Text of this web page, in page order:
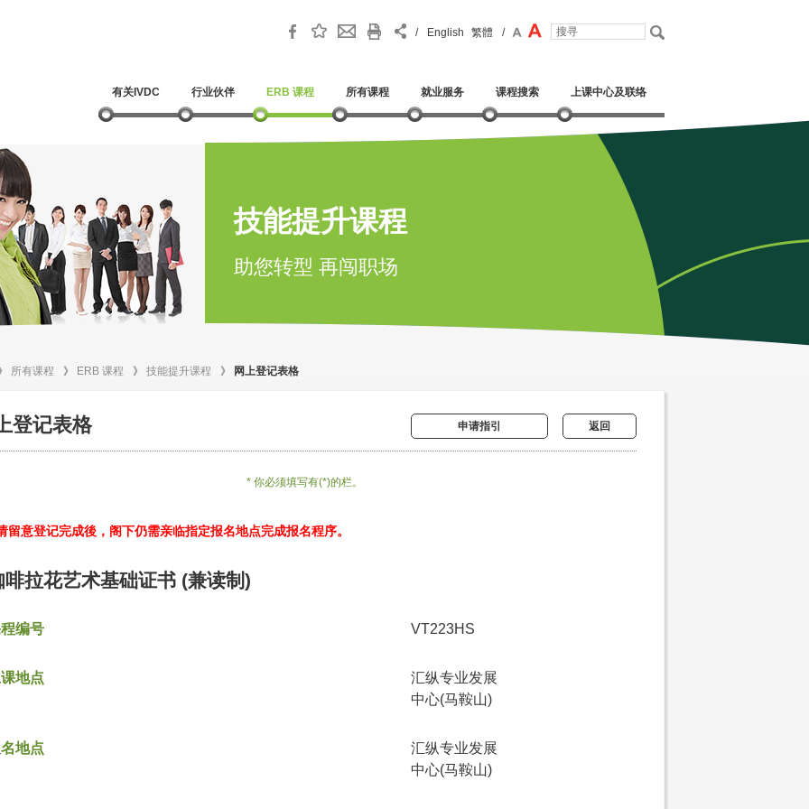
/ English 繁體 /
有关IVDC 行业伙伴 ERB 课程 所有课程 就业服务 课程搜索 上课中心及联络
技能提升课程
助您转型 再闯职场
所有课程 》 ERB 课程 》 技能提升课程 》 网上登记表格
登记表格 申请指引 返回
* 你必须填写有(*)的栏。
留意登记完成後，阁下仍需亲临指定报名地点完成报名程序。
啡拉花艺术基础证书 (兼读制)
编号 VT223HS
地点
汇纵专业发展
中心(马鞍山)
地点
汇纵专业发展
中心(马鞍山)